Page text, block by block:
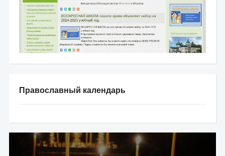
Православный календарь